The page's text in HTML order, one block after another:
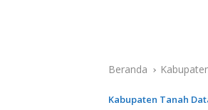
Beranda
Kabupaten Tanah